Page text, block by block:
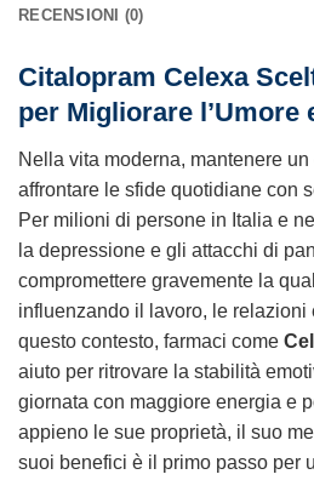
RECENSIONI (0)
Citalopram Celexa
per Migliorare l’Umore
Nella vita moderna, mantenere
affrontare le sfide quotidiane con
Per milioni di persone in Italia e
la depressione e gli attacchi di
compromettere gravemente la
influenzando il lavoro, le relazioni
questo contesto, farmaci come
aiuto per ritrovare la stabilità
giornata con maggiore energia e
appieno le sue proprietà, il suo
suoi benefici è il primo passo per